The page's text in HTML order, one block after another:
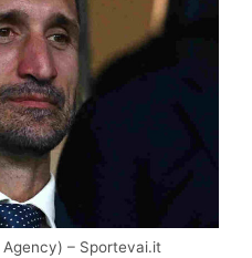
– Sportevai.it